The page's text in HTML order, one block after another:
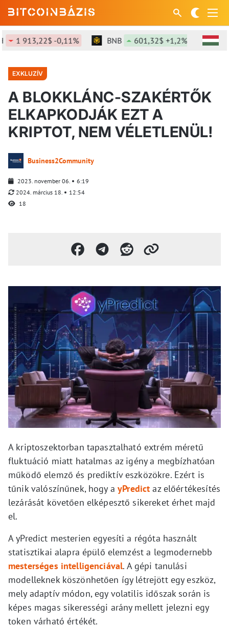
1 913,22$ -0,11% BNB 601,32$ +1,2% SOL
EXKLUZÍV
A BLOKKLÁNC-SZAKÉRTŐK
ELKAPKODJÁK EZT A
KRIPTOT, NEM VÉLETLENÜL!
Business2Community
2023. november 06.
6:19
2024. március 18.
12:54
18
A kriptoszektorban tapasztalható extrém méretű
fluktuáció miatt hatalmas az igény a megbízhatóan
működő elemző és prediktív eszközökre. Ezért is
tűnik valószínűnek, hogy ayPredict az előértékesítés
lezárását követően elképesztő sikereket érhet majd
el.
A yPredict mesterien egyesíti a régóta használt
statisztikai alapra épülő elemzést a legmodernebb
mesterséges intelligenciával. A gépi tanulási
modelleknek köszönhetően így létrejött egy eszköz,
mely adaptív módon, egy volatilis időszak során is
képes magas sikerességi arány mellett jelezni egy
token várható értékét.